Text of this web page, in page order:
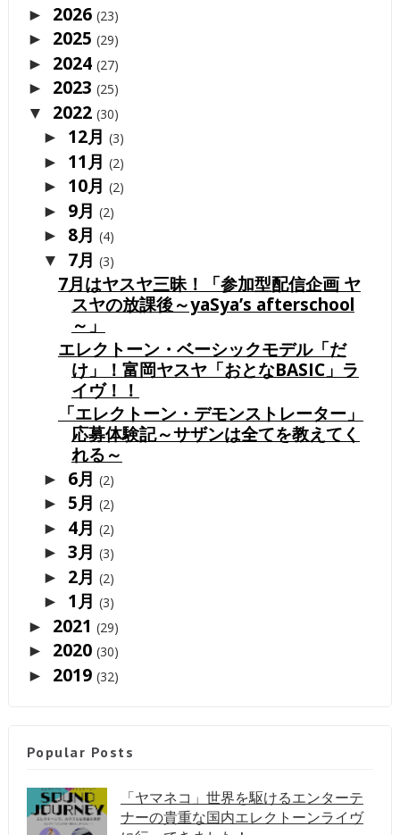
► 2026 (23)
► 2025 (29)
► 2024 (27)
► 2023 (25)
▼ 2022 (30)
► 12月 (3)
► 11月 (2)
► 10月 (2)
► 9月 (2)
► 8月 (4)
▼ 7月 (3)
7月はヤスヤ三昧！「参加型配信企画 ヤ
スヤの放課後～yaSya’s afterschool
～」
エレクトーン・ベーシックモデル「だ
け」！富岡ヤスヤ「おとなBASIC」ラ
イヴ！！
「エレクトーン・デモンストレーター」
応募体験記～サザンは全てを教えてく
れる～
► 6月 (2)
► 5月 (2)
► 4月 (2)
► 3月 (3)
► 2月 (2)
► 1月 (3)
► 2021 (29)
► 2020 (30)
► 2019 (32)
Popular Posts
「ヤマネコ」世界を駆けるエンターテ
ナーの貴重な国内エレクトーンライヴ